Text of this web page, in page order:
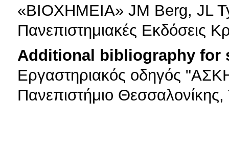
«ΒΙΟΧΗΜΕΙΑ» JM Berg, JL
Πανεπιστημιακές Εκδόσεις
Additional bibliography for
Εργαστηριακός οδηγός
Πανεπιστήμιο